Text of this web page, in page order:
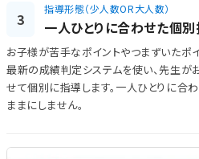
3
指導形態（少人数OR大人数）
一人ひとりに合わせた個
お子様が苦手なポイントやつまずいたポ
最新の成績判定システムを使い、先生
せて個別に指導します。一人ひとりに合
ままにしません。